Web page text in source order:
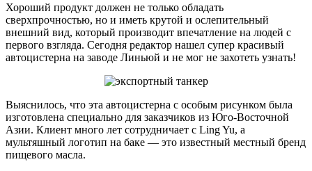
Хороший продукт должен не только обладать
сверхпрочностью, но и иметь крутой и ослепительный
внешний вид, который производит впечатление на людей с
первого взгляда. Сегодня редактор нашел супер красивый
автоцистерна на заводе Линьюй и не мог не захотеть узнать!
Выяснилось, что эта автоцистерна с особым рисунком была
изготовлена специально для заказчиков из Юго-Восточной
Азии. Клиент много лет сотрудничает с Ling Yu, а
мультяшный логотип на баке — это известный местный бренд
пищевого масла.